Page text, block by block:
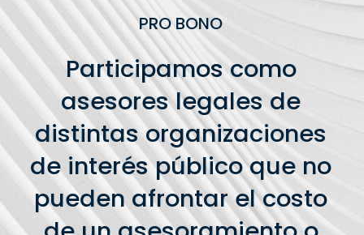
PRO BONO
Participamos como
asesores legales de
distintas organizaciones
de interés público que no
pueden afrontar el costo